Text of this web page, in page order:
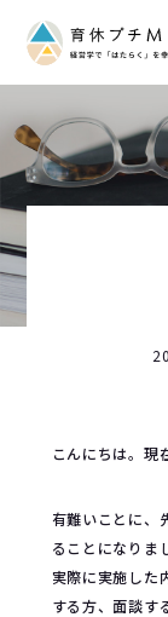
こんにちは。現
有難いことに、
ることになりま
実際に実施した
する方、面談す